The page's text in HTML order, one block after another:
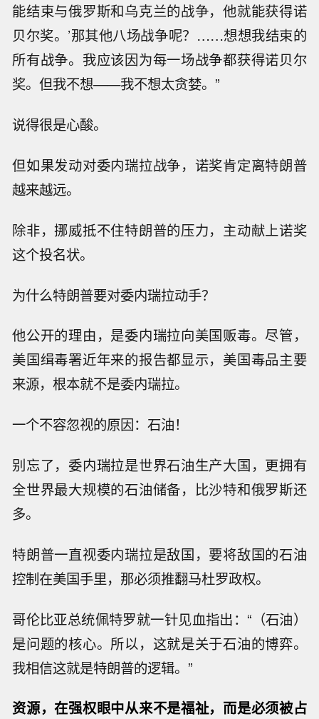
能结束与俄罗斯和乌克兰的战争，他就能获得诺
贝尔奖。’那其他八场战争呢？……想想我结束的
所有战争。我应该因为每一场战争都获得诺贝尔
奖。但我不想——我不想太贪婪。”
说得很是心酸。
但如果发动对委内瑞拉战争，诺奖肯定离特朗普
越来越远。
除非，挪威抵不住特朗普的压力，主动献上诺奖
这个投名状。
为什么特朗普要对委内瑞拉动手？
他公开的理由，是委内瑞拉向美国贩毒。尽管，
美国缉毒署近年来的报告都显示，美国毒品主要
来源，根本就不是委内瑞拉。
一个不容忽视的原因：石油！
别忘了，委内瑞拉是世界石油生产大国，更拥有
全世界最大规模的石油储备，比沙特和俄罗斯还
多。
特朗普一直视委内瑞拉是敌国，要将敌国的石油
控制在美国手里，那必须推翻马杜罗政权。
哥伦比亚总统佩特罗就一针见血指出：“（石油）
是问题的核心。所以，这就是关于石油的博弈。
我相信这就是特朗普的逻辑。”
资源，在强权眼中从来不是福祉，而是必须被占